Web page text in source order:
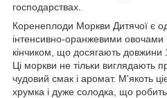
господарствах.
Коренеплоди Моркви Дитячої є
інтенсивно-оранжевими
кінчиком, що досягають довжини
Ці моркви не тільки виглядають
чудовий смак і аромат. М'якоть
хрумка і дуже солодка, що